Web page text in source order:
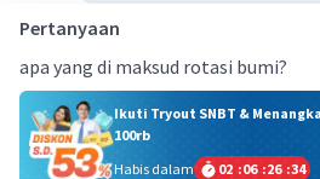
Pertanyaan
apa yang di maksud rotasi bumi?
Ikuti Tryout SNBT &
100rb
Habis dalam
02 :06 :26 :34